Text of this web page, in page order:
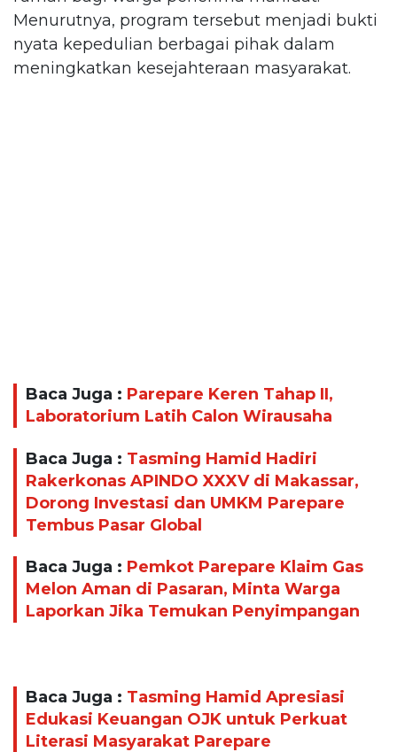
Menurutnya, program tersebut menjadi bukti
nyata kepedulian berbagai pihak dalam
meningkatkan kesejahteraan masyarakat.
Baca Juga : Parepare Keren Tahap II,
Laboratorium Latih Calon Wirausaha
Baca Juga : Tasming Hamid Hadiri
Rakerkonas APINDO XXXV di Makassar,
Dorong Investasi dan UMKM Parepare
Tembus Pasar Global
Baca Juga : Pemkot Parepare Klaim Gas
Melon Aman di Pasaran, Minta Warga
Laporkan Jika Temukan Penyimpangan
Baca Juga : Tasming Hamid Apresiasi
Edukasi Keuangan OJK untuk Perkuat
Literasi Masyarakat Parepare